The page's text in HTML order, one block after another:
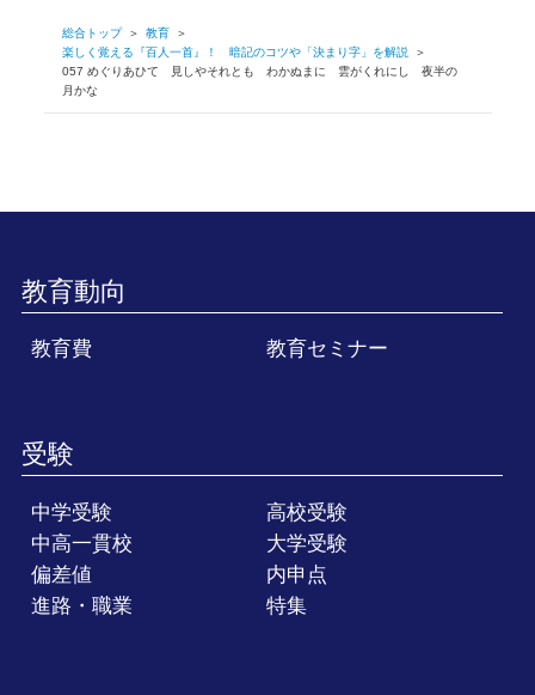
総合トップ ＞ 教育
＞
楽しく覚える『百人一首』！ 暗記のコツや「決まり字」を解説
＞
057 めぐりあひて 見しやそれとも わかぬまに 雲がくれにし 夜半の
月かな
教育動向
教育費 教育セミナー
受験
中学受験
高校受験
中高一貫校
大学受験
偏差値
内申点
進路・職業
特集